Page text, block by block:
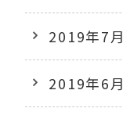
2019年7月
2019年6月